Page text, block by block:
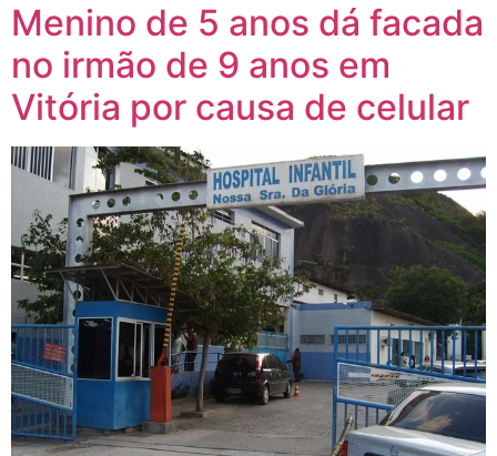
Menino de 5 anos dá facada
no irmão de 9 anos em
Vitória por causa de celular